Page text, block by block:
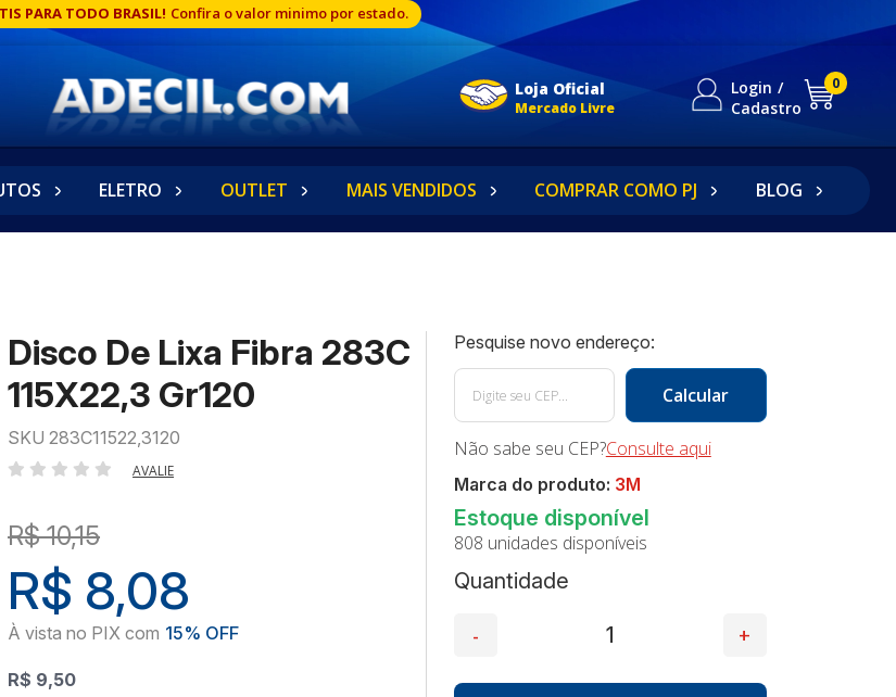
PARA TODO BRASIL! Confira o valor minimo por estado.
Loja Oficial
Mercado Livre
Login
Cadastro
0
ELETRO OUTLET MAIS VENDIDOS COMPRAR COMO PJ BLOG
Disco De Lixa Fibra 283C
115X22,3 Gr120
SKU 283C11522,3120
AVALIE
R$ 10,15
R$ 9,50
R$ 8,08 Quantidade
Não sabe seu CEP?Consulte aqui
808 unidades disponíveis
Marca do produto: 3M